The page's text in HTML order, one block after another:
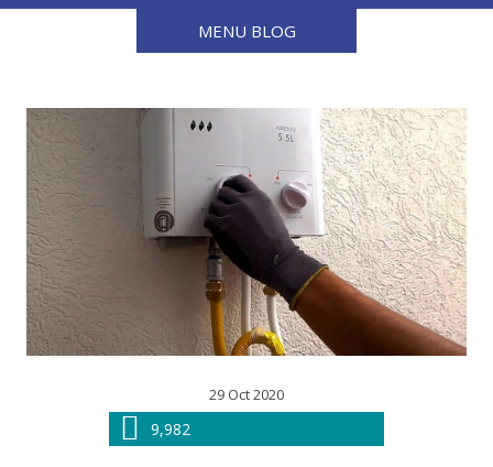
MENU BLOG
29 Oct 2020
9,982